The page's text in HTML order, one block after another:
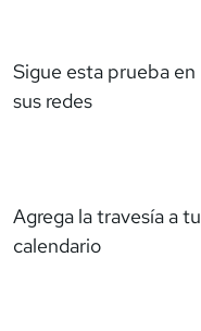
Sigue esta prueba en
sus redes
Agrega la travesía a tu
calendario